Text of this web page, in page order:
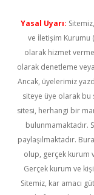
Yasal Uyarı:
ve İletişim Kurumu
olarak hizmet
olarak denetleme
Ancak, üyelerimiz
siteye üye olarak bu
sitesi, herhangi bir
bulunmamaktadır.
paylaşılmaktadır.
olup, gerçek kurum
Gerçek kurum ve
Sitemiz, kar amacı